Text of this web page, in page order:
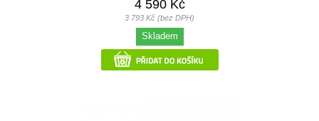
4 590 Kč
3 793 Kč (bez DPH)
Skladem